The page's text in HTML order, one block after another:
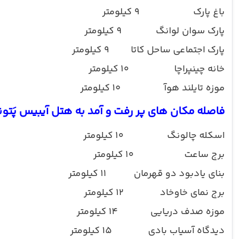
باغ پارک
9 کیلومتر
پارک سوان لوانگ
9 کیلومتر
پارک اجتماعی ساحل کاتا
9 کیلومتر
خانه چینپراچا
10 کیلومتر
موزه تایلند هوآ
10 کیلومتر
فاصله مکان های پر رفت و آمد به هتلآیبیس
اسکله چالونگ
10 کیلومتر
برج ساعت
10 کیلومتر
بنای یادبود دو قهرمان
11 کیلومتر
برج نمای خاوخاد
12 کیلومتر
موزه صدف دریایی
14 کیلومتر
دیدگاه آسیاب بادی
15 کیلومتر